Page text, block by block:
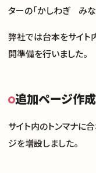
ターの「かしわぎ みな
弊社では台本をサイト
開準備を行いました。
追加ページ作成
サイト内のトンマナに
ジを増設しました。